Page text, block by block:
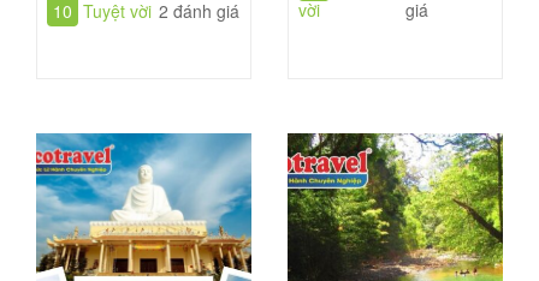
10 Tuyệt vời 2 đánh giá vời giá